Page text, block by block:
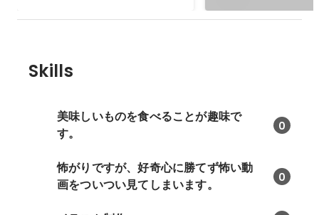
Skills
美味しいものを食べることが趣味で
す。
0
怖がりですが、好奇心に勝てず怖い動
画をついつい見てしまいます。
0